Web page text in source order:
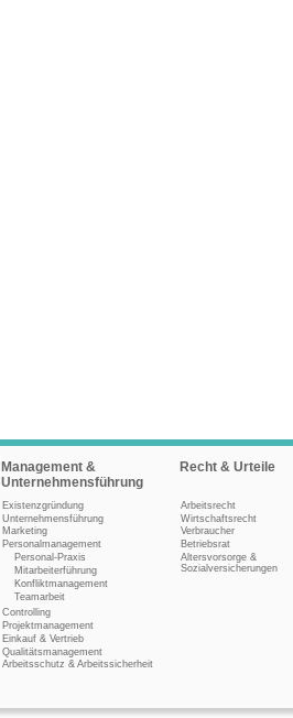
Management &
Unternehmensführung
Existenzgründung
Unternehmensführung
Marketing
Personalmanagement
Personal-Praxis
Mitarbeiterführung
Konfliktmanagement
Teamarbeit
Controlling
Projektmanagement
Einkauf & Vertrieb
Qualitätsmanagement
Arbeitsschutz & Arbeitssicherheit
Recht & Urteile
Arbeitsrecht
Wirtschaftsrecht
Verbraucher
Betriebsrat
Altersvorsorge &
Sozialversicherungen